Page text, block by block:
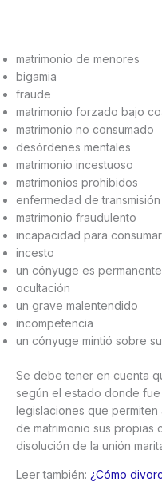
matrimonio de menores
bigamia
fraude
matrimonio forzado bajo
matrimonio no consumado
desórdenes mentales
matrimonio incestuoso
matrimonios prohibidos
enfermedad de
matrimonio fraudulento
incapacidad para
incesto
un cónyuge es
ocultación
un grave malentendido
incompetencia
un cónyuge mintió sobre
Se debe tener en cuenta
según el estado donde fue
legislaciones que
de matrimonio sus propias
disolución de la unión
Leer también: ¿Cómo